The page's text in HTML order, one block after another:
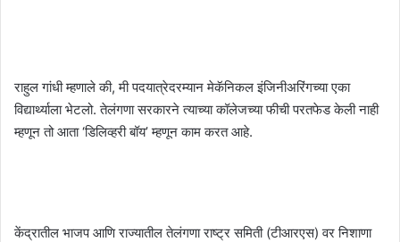
राहुल गांधी म्हणाले की, मी पदयात्रेदरम्यान मेकॅनिकल इंजिनीअरिंगच्या एका
विद्यार्थ्याला भेटलो. तेलंगणा सरकारने त्याच्या कॉलेजच्या फीची परतफेड केली नाही
म्हणून तो आता ‘डिलिव्हरी बॉय’ म्हणून काम करत आहे.
केंद्रातील भाजप आणि राज्यातील तेलंगणा राष्ट्र समिती (टीआरएस) वर निशाणा